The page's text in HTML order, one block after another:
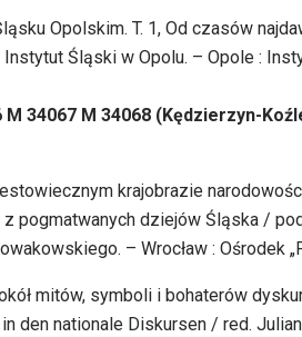
Opolskim. T. 1, Od czasów
Śląski w Opolu. – Opole :
34067 M 34068 (Kędzierzyn-
krajobrazie
z pogmatwanych dziejów Śląska /
– Wrocław : Ośrodek
mitów, symboli i bohaterów
den nationale Diskursen / red.